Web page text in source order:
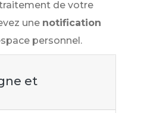
de votre
une notification
personnel.
et